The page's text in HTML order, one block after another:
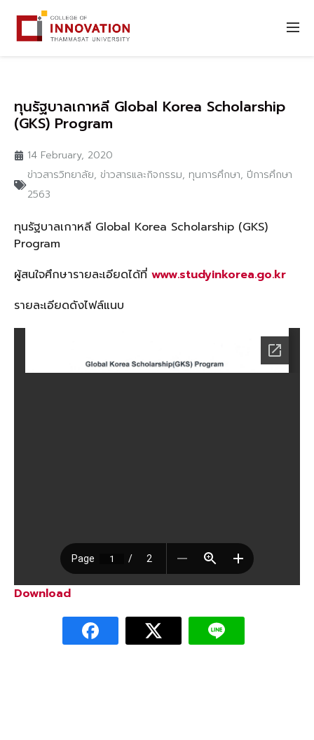
ทุนรัฐบาลเกาหลี Global Korea Scholarship
(GKS) Program
14 February, 2020
ข่าวสารวิทยาลัย, ข่าวสารและกิจกรรม, ทุนการศึกษา, ปีการศึกษา
2563
ทุนรัฐบาลเกาหลี Global Korea Scholarship (GKS)
Program
ผู้สนใจศึกษารายละเอียดได้ที่ www.studyinkorea.go.kr
รายละเอียดดังไฟล์แนบ
Download